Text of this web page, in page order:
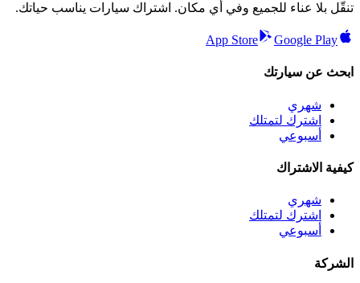
تنقّل بلا عناء للجميع وفي أي مكان. اشتراك سيارات يناسب حياتك.
App Store Google Play
ابحث عن سيارتك
شهري
اشترك لتمتلك
أسبوعي
كيفية الاشتراك
شهري
اشترك لتمتلك
أسبوعي
الشركة